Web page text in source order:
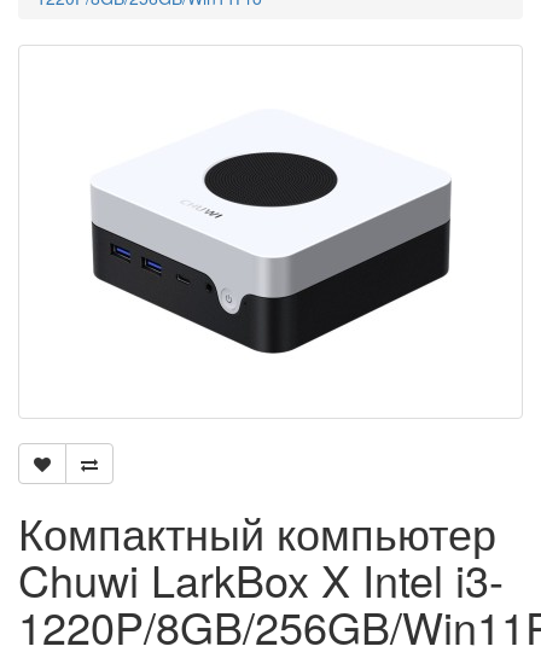
Компактный компьютер
Chuwi LarkBox X Intel i3-
1220P/8GB/256GB/